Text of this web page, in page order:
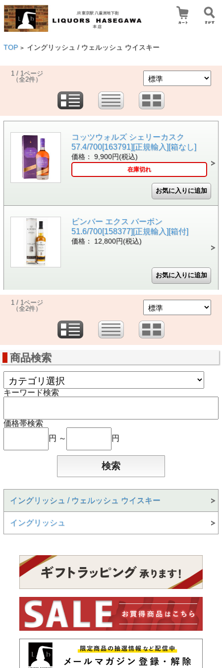
TOP > イングリッシュ / ウェルッシュ ウイスキー
1 / 1ページ
（全2件）
コッツウォルズ シェリーカスク
57.4/700[163791][正規輸入][箱なし]
価格： 9,900円(税込)
在庫切れ
ビンバー エクス バーボン
51.6/700[158377][正規輸入][箱付]
価格： 12,800円(税込)
1 / 1ページ
（全2件）
商品検索
キーワード検索
価格帯検索
円 ～
円
イングリッシュ / ウェルッシュ ウイスキー
イングリッシュ